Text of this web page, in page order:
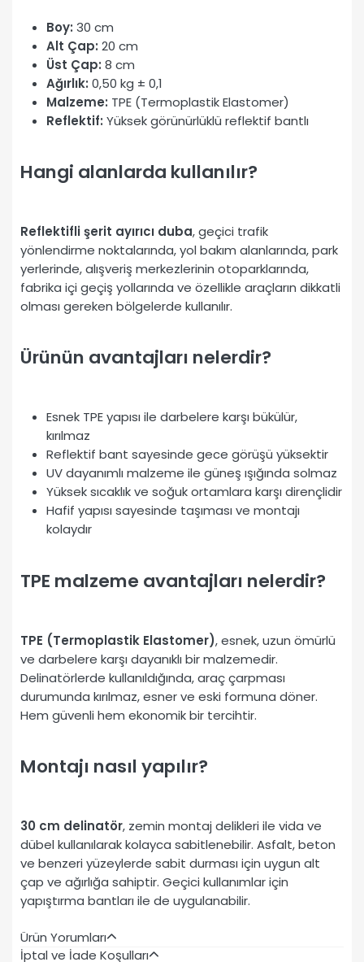
Boy: 30 cm
Alt Çap: 20 cm
Üst Çap: 8 cm
Ağırlık: 0,50 kg ± 0,1
Malzeme: TPE (Termoplastik Elastomer)
Reflektif: Yüksek görünürlüklü reflektif bantlı
Hangi alanlarda kullanılır?
Reflektifli şerit ayırıcı duba, geçici trafik
yönlendirme noktalarında, yol bakım alanlarında, park
yerlerinde, alışveriş merkezlerinin otoparklarında,
fabrika içi geçiş yollarında ve özellikle araçların dikkatli
olması gereken bölgelerde kullanılır.
Ürünün avantajları nelerdir?
Esnek TPE yapısı ile darbelere karşı bükülür,
kırılmaz
Reflektif bant sayesinde gece görüşü yüksektir
UV dayanımlı malzeme ile güneş ışığında solmaz
Yüksek sıcaklık ve soğuk ortamlara karşı dirençlidir
Hafif yapısı sayesinde taşıması ve montajı
kolaydır
TPE malzeme avantajları nelerdir?
TPE (Termoplastik Elastomer), esnek, uzun ömürlü
ve darbelere karşı dayanıklı bir malzemedir.
Delinatörlerde kullanıldığında, araç çarpması
durumunda kırılmaz, esner ve eski formuna döner.
Hem güvenli hem ekonomik bir tercihtir.
Montajı nasıl yapılır?
30 cm delinatör, zemin montaj delikleri ile vida ve
dübel kullanılarak kolayca sabitlenebilir. Asfalt, beton
ve benzeri yüzeylerde sabit durması için uygun alt
çap ve ağırlığa sahiptir. Geçici kullanımlar için
yapıştırma bantları ile de uygulanabilir.
Ürün Yorumları
İptal ve İade Koşulları